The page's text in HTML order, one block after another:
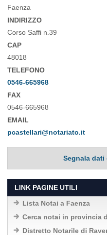
Faenza
INDIRIZZO
Corso Saffi n.39
CAP
48018
TELEFONO
0546-665968
FAX
0546-665968
EMAIL
pcastellari@notariato.it
Segnala
LINK PAGINE UTILI
Lista Notai a Faenza
Cerca notai in provincia
Distretto Notarile di